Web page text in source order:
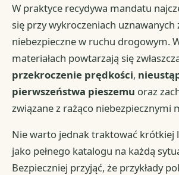
W praktyce recydywa mandatu
się przy wykroczeniach uznawanych
niebezpieczne w ruchu drogowym.
materiałach powtarzają się
przekroczenie prędkości,
pierwszeństwa pieszemu oraz
związane z rażąco niebezpiecznymi
Nie warto jednak traktować krótkiej
jako pełnego katalogu na każdą
Bezpieczniej przyjąć, że przykłady